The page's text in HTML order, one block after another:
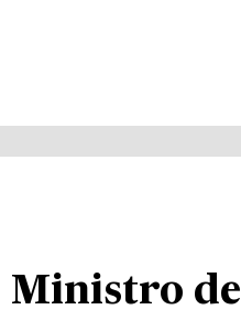
Ministro de